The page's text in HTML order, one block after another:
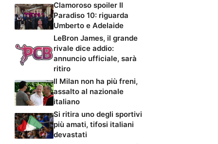
Clamoroso spoiler Il
Paradiso 10: riguarda
Umberto e Adelaide
LeBron James, il grande
rivale dice addio:
annuncio ufficiale, sarà
ritiro
Il Milan non ha più freni,
assalto al nazionale
italiano
Si ritira uno degli sportivi
più amati, tifosi italiani
devastati